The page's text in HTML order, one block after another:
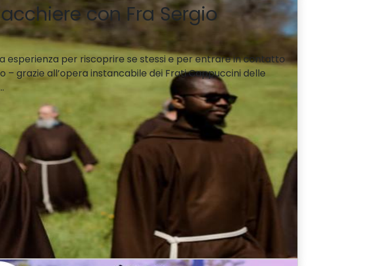
con Fra Sergio
esperienza per riscoprire se stessi e per entrare in contatto
grazie all’opera instancabile dei Frati Cappuccini delle